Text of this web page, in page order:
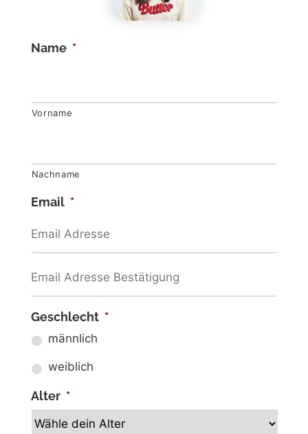
Name *
Vorname
Nachname
Email *
Geschlecht *
männlich
weiblich
Alter *